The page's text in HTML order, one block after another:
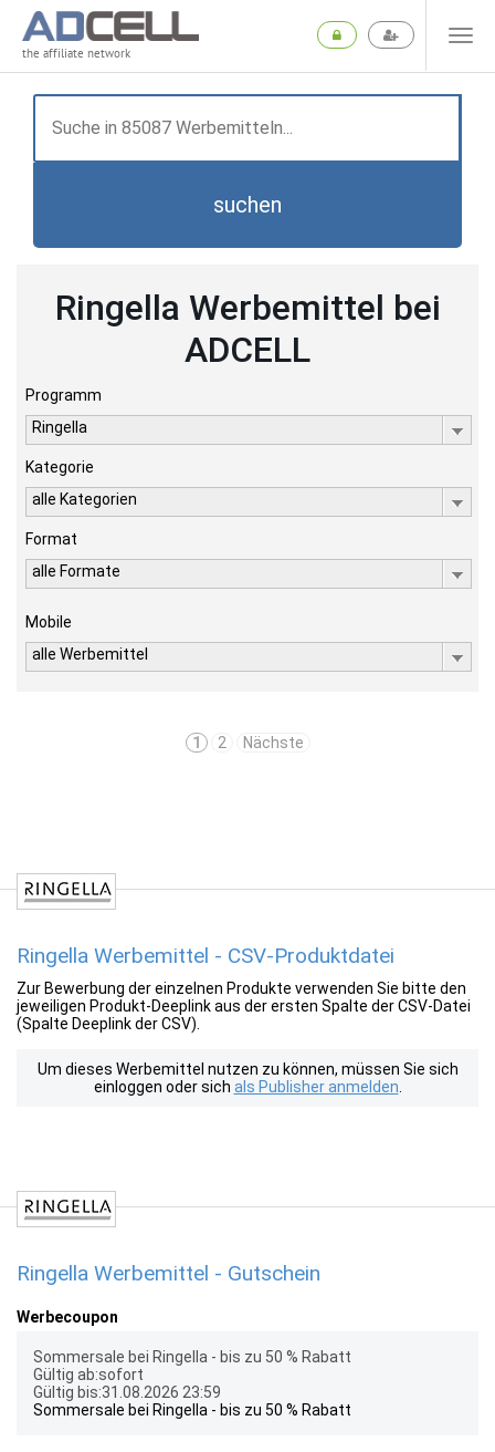
the affiliate network
suchen
Ringella Werbemittel bei
ADCELL
Programm
Ringella
Kategorie
alle Kategorien
Format
alle Formate
Mobile
alle Werbemittel
1 2 Nächste
Ringella Werbemittel - CSV-Produktdatei
Zur Bewerbung der einzelnen Produkte verwenden Sie bitte den
jeweiligen Produkt-Deeplink aus der ersten Spalte der CSV-Datei
(Spalte Deeplink der CSV).
Um dieses Werbemittel nutzen zu können, müssen Sie sich
einloggen oder sich als Publisher anmelden
Ringella Werbemittel - Gutschein
Werbecoupon
Sommersale bei Ringella - bis zu 50 % Rabatt
Gültig ab:sofort
Gültig bis:31.08.2026 23:59
Sommersale bei Ringella - bis zu 50 % Rabatt